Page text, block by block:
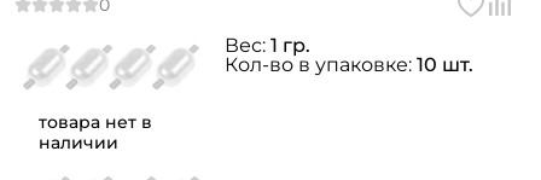
товара нет в
наличии
Вес: 1 гр.
Кол-во в упаковке: 10 шт.